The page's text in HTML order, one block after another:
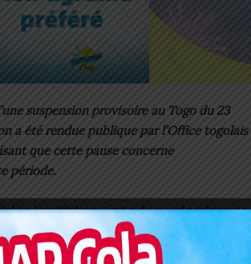
suspension provisoire au Togo du 23
a été rendue publique par l’Office togolais
que cette pause concerne
période.
l’institution, toute demande adressée
commissariat des impôts ne sera pas
une décision prise « conformément